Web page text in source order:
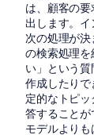
は、顧客の
出します。
次の処理が
の検索処理を
い」という
作成したりで
定的なトピ
答することが
モデルより